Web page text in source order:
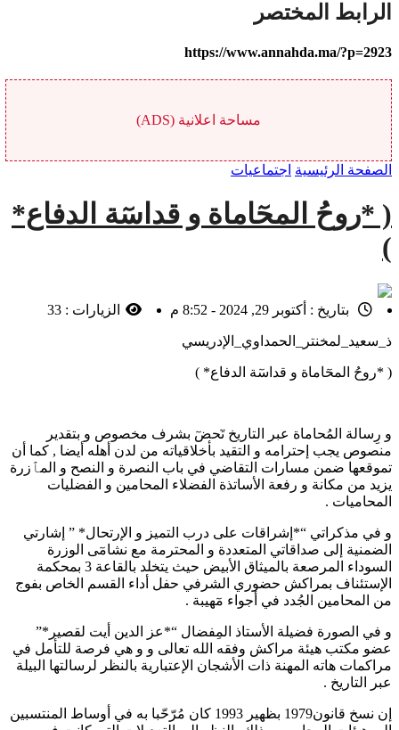
الرابط المختصر
https://www.annahda.ma/?p=2923
مساحة اعلانية (ADS)
الصفحة الرئيسية اجتماعيات
( *روحُ المحٓاماة و قداسٓة الدفاع*
)
بتاريخ : أكتوبر 29, 2024 - 8:52 م الزيارات : 33
ذ_سعيد_لمخنتر_الحمداوي_الإدريسي
( *روحُ المحٓاماة و قداسٓة الدفاع* )
و رِسالة المُحاماة عبر التاريخ تٓحضٓ بشرف مخصوص و بتقدير
منصوص يجب إحترامه و التقيد بأخلاقياته من لدن أهله أيضا , كما أن
تموقعها ضمن مسارات التقاضي في باب النصرة و النصح و المٱزرة
يزيد من مكانة و رفعة الأساتذة الفضلاء المحامين و الفضليات
المحاميات .
و في مذكراتي “*إشراقات على درب التميز و الإرتحال* ” إشارتي
الضمنية إلى صداقاتي المتعددة و المحترمة مع نشامٓى الوزرة
السوداء المرصعة بالميثاق الأبيض حيث يتخلد بالقاعة 3 بمحكمة
الإستئناف بمراكش حضوري الشرفي حفل أداء القسم الخاص بفوج
من المحامين الجُدد في أجواء مٓهيبة .
و في الصورة فضيلة الأستاذ المِفضال “*عز الدين أيت لقصير*”
عضو مكتب هيئة مراكش وفقه الله تعالى و و هي فرصة للتأمل في
مراكمات هاته المهنة ذات الأشجان الإعتبارية بالنظر لرسالتها البيلة
عبر التاريخ .
إن نسخ قانون1979 بظهير 1993 كان مُرّحّبا به في أوساط المنتسبين